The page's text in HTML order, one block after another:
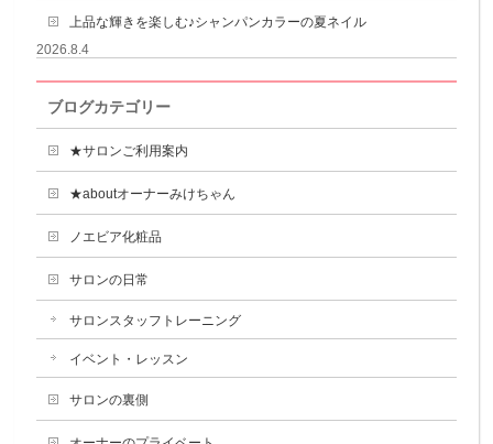
上品な輝きを楽しむ♪シャンパンカラーの夏ネイル
2026.8.4
ブログカテゴリー
★サロンご利用案内
★aboutオーナーみけちゃん
ノエビア化粧品
サロンの日常
サロンスタッフトレーニング
イベント・レッスン
サロンの裏側